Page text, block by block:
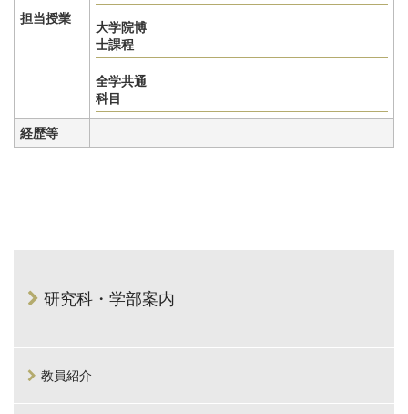
担当授業
大学院博
士課程
全学共通
科目
経歴等
研究科・学部案内
教員紹介